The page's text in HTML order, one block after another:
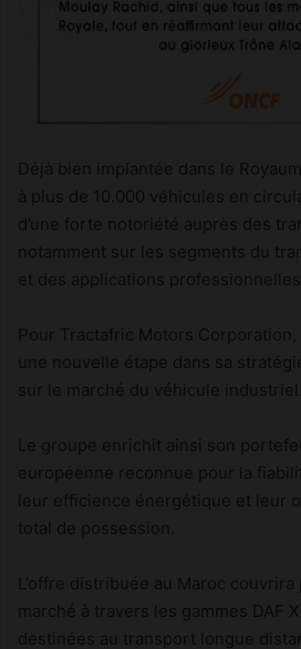
Déjà bien implantée dans le
à plus de 10.000 véhicules en
d’une forte notoriété auprès des
notamment sur les segments du
et des applications
Pour Tractafric Motors
une nouvelle étape dans sa
sur le marché du véhicule industriel.
Le groupe enrichit ainsi son
européenne reconnue pour la
leur efficience énergétique et leur
total de possession.
L’offre distribuée au Maroc
marché à travers les gammes DAF
destinées au transport longue